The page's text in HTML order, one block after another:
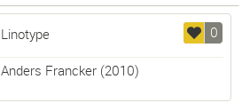
0
Linotype
Anders Francker(2010)